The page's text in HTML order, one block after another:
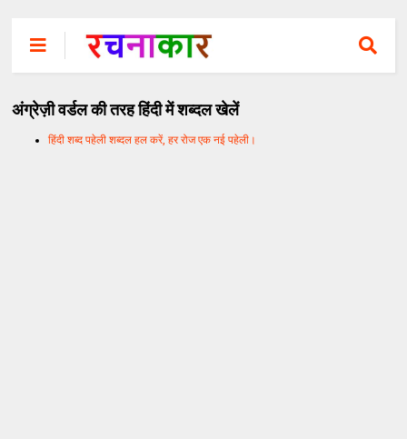
अंग्रेज़ी वर्डल की तरह हिंदी में शब्दल खेलें
हिंदी शब्द पहेली शब्दल हल करें, हर रोज एक नई पहेली।